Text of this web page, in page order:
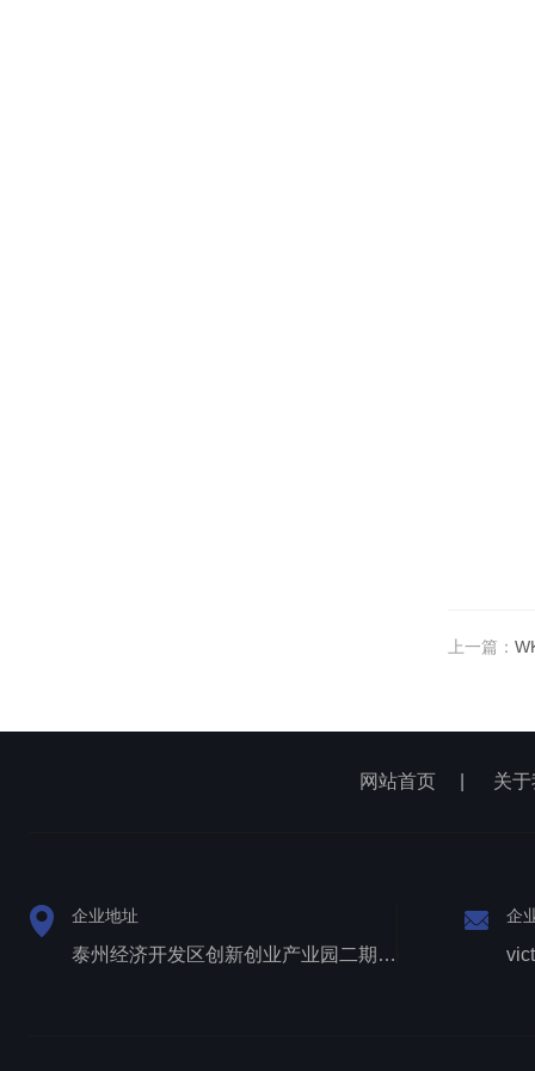
上一篇：
网站首页 关
企业地址
泰州经济开发区创新创业产业园二期1号厂房西侧三层
企